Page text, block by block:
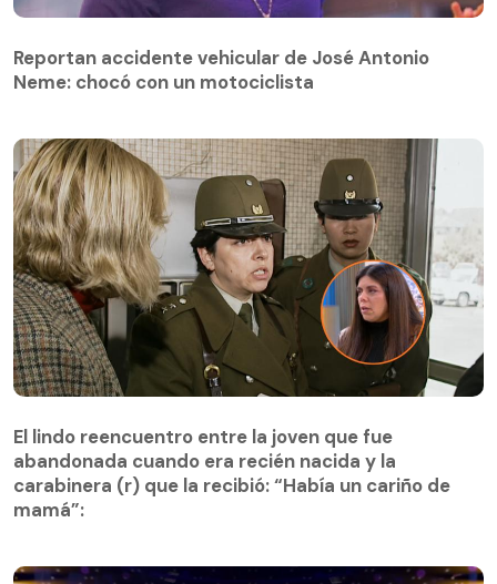
Reportan accidente vehicular de José Antonio
Neme: chocó con un motociclista
abandonada cuando era recién nacida y la
carabinera (r) que la recibió: “Había un cariño de
mamá”:
El lindo reencuentro entre la joven que fue
abandonada cuando era recién nacida y la
carabinera (r) que la recibió: “Había un cariño de
mamá”: